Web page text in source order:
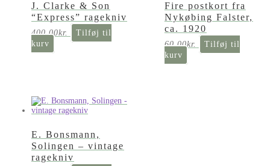
J. Clarke & Son
“Express” ragekniv
400,00kr.
Tilføj til
kurv
Fire postkort fra
Nykøbing Falster,
ca. 1920
60,00kr.
Tilføj til
kurv
E. Bonsmann,
Solingen – vintage
ragekniv